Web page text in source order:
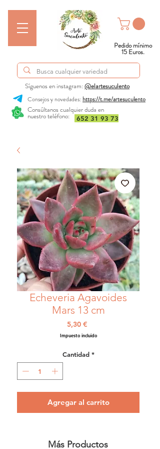
Consúltanos cualquier duda en
nuestro teléfono:
Síguenos en instagram:@elartesuculento
652 31 93 73
Consejos y novedades: https://t.me/artesuculento
Pedido mínimo
15 Euros.
Echeveria Agavoides
Mars 13 cm
5,30 €Precio
Impuesto incluido
Cantidad *
Agregar al carrito
Más Productos